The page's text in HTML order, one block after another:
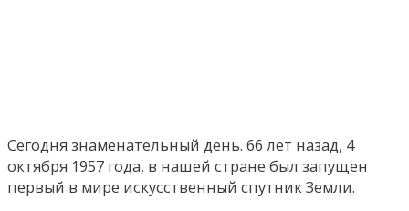
Сегодня знаменательный день. 66 лет назад, 4
октября 1957 года, в нашей стране был запущен
первый в мире искусственный спутник Земли.